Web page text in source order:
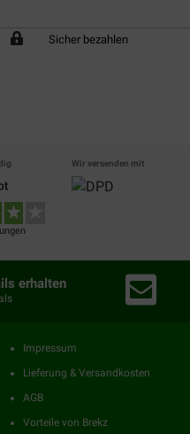
Sicher bezahlen
Wir versenden mit
erhalten
Impressum
Lieferung & Versandkosten
AGB
Vorteile von Brekz